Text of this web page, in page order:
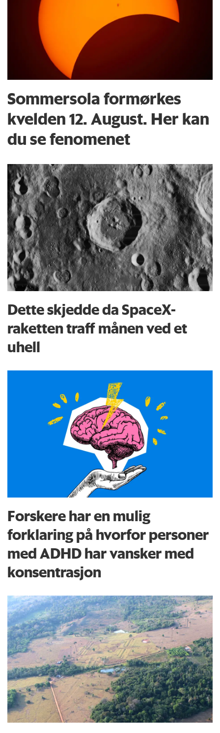
Sommersola formørkes
kvelden 12. August. Her kan
du se fenomenet
Dette skjedde da SpaceX-
raketten traff månen ved et
uhell
Forskere har en mulig
forklaring på hvorfor personer
med ADHD har vansker med
konsentrasjon